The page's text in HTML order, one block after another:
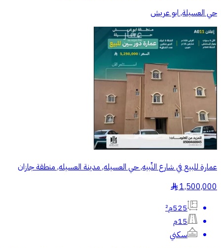
حي العسيلة, ابو عريش
عمارة للبيع في شارع النِّبيه, حي العسيله, مدينة العسيله, منطقة جازان
1,500,000
§
525م²
15م
سكني